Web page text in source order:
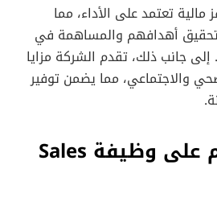
مالية تعتمد على الأداء، مما
أهدافهم والمساهمة في
جانب ذلك، تقدم الشركة مزايا
والاجتماعي، مما يضمن توفير
كيفية التقديم على وظيفة Sales